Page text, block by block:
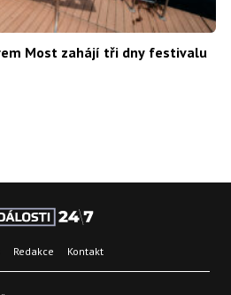
Most zahájí tři dny festivalu
Redakce Kontakt